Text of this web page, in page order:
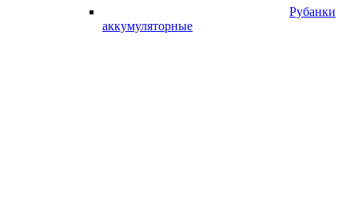
Рубанки
аккумуляторные